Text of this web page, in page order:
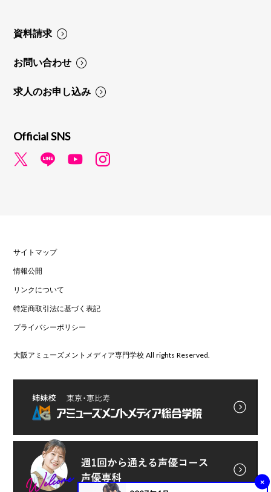
×
資料請求
お問い合わせ
求人のお申し込み
Official SNS
サイトマップ
情報公開
リンクについて
特定商取引法に基づく表記
プライバシーポリシー
大阪アミューズメントメディア専門学校 All rights Reserved.